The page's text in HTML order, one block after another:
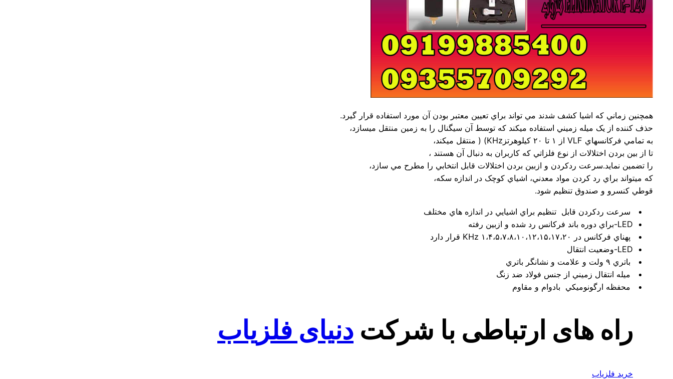
همچنين زماني که اشيا کشف شدند مي تواند براي تعيين معتبر بودن آن مورد استفاده قرار گيرد.
حذف کننده از يک ميله زميني استفاده ميکند که توسط آن سيگنال را به زمين منتقل ميسازد،
به تمامي فرکانسهاي VLF از ۱ تا ۲۰ کيلوهرتزKHz) ( منتقل ميکند،
تا از بين بردن اختلالات از نوع فلزاتي که کاربران به دنبال آن هستند ،
را تضمين نمايد.سرعت ردکردن و ازبين بردن اختلالات قابل انتخابي را مطرح مي سازد،
که ميتواند براي رد کردن مواد معدني، اشياي کوچک در اندازه سکه،
قوطي کنسرو و صندوق تنظيم شود.
سرعت ردکردن قابل تنظيم براي اشيايي در اندازه هاي مختلف
LED-براي دوره باند فرکانس رد شده و ازبين رفته
پهناي فرکانس در ۱،۴،۵،۷،۸،۱۰،۱۲،۱۵،۱۷،۲۰ KHz قرار دارد
LED-وضعيت انتقال
باتري ۹ ولت و علامت و نشانگر باتري
ميله انتقال زميني از جنس فولاد ضد زنگ
محفظه ارگونوميکي بادوام و مقاوم
راه های ارتباطی با شرکت دنیای فلزیاب
خرید فلزیاب